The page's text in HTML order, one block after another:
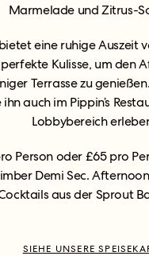
Marmelade und Zitrus-
eine ruhige Auszeit
Kulisse, um den
Terrasse zu
auch im Pippin’s
Lobbybereich
Person oder £65 pro
Demi Sec.
aus der Sprout
SIEHE UNSERE